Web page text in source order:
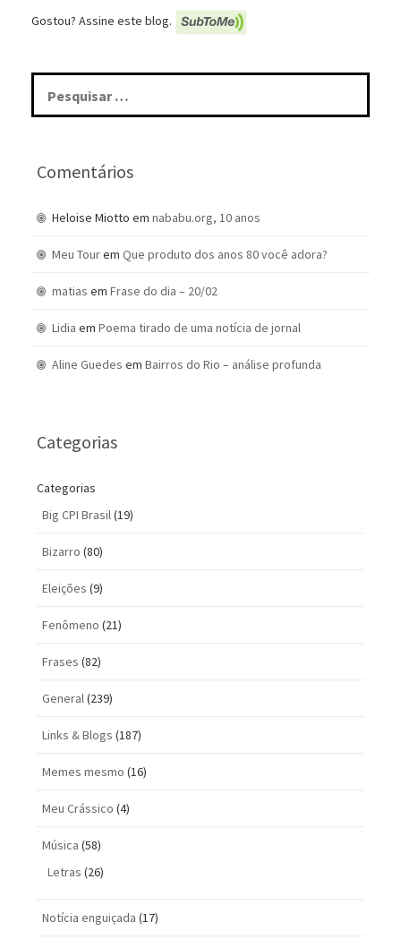
Gostou? Assine este blog.
Pesquisar
por:
Comentários
Heloise Miotto em nababu.org, 10 anos
Meu Tourem Que produto dos anos 80 você adora?
matias em Frase do dia – 20/02
Lidia em Poema tirado de uma notícia de jornal
Aline Guedes em Bairros do Rio – análise profunda
Categorias
Categorias
Big CPI Brasil(19)
Bizarro (80)
Eleições (9)
Fenômeno (21)
Frases (82)
General(239)
Links & Blogs (187)
Memes mesmo (16)
Meu Crássico (4)
Música (58)
Letras (26)
Notícia enguiçada (17)